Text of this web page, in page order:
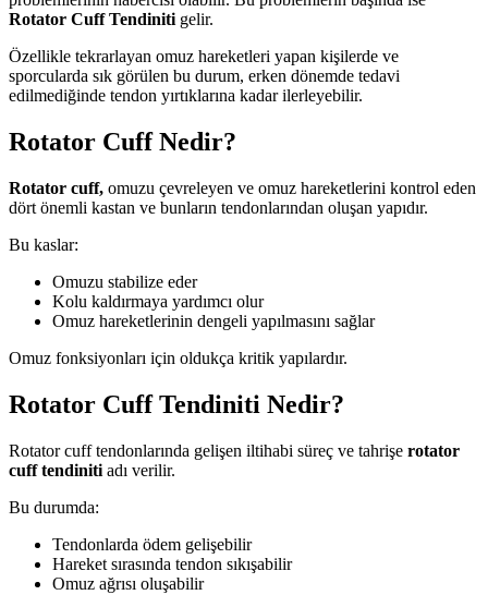
Rotator Cuff Tendiniti gelir.
Özellikle tekrarlayan omuz hareketleri yapan kişilerde ve
sporcularda sık görülen bu durum, erken dönemde tedavi
edilmediğinde tendon yırtıklarına kadar ilerleyebilir.
Rotator Cuff Nedir?
Rotator cuff, omuzu çevreleyen ve omuz hareketlerini kontrol eden
dört önemli kastan ve bunların tendonlarından oluşan yapıdır.
Bu kaslar:
Omuzu stabilize eder
Kolu kaldırmaya yardımcı olur
Omuz hareketlerinin dengeli yapılmasını sağlar
Omuz fonksiyonları için oldukça kritik yapılardır.
Rotator Cuff Tendiniti Nedir?
Rotator cuff tendonlarında gelişen iltihabi süreç ve tahrişe rotator
cuff tendiniti adı verilir.
Bu durumda:
Tendonlarda ödem gelişebilir
Hareket sırasında tendon sıkışabilir
Omuz ağrısı oluşabilir